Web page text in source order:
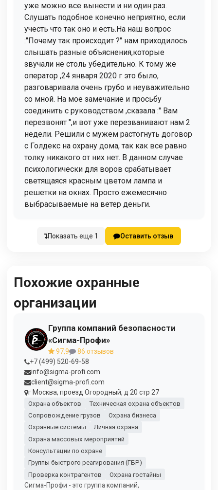
уже можно все вынести и ни один раз.
Слушать подобное конечно неприятно, если
учесть что так оно и есть.На наш вопрос
:"Почему так происходит ?" нам приходилось
слышать разные объяснения,которые
звучали не столь убедительно. К тому же
оператор ,24 января 2020 г это было,
разговаривала очень грубо и неуважительно
со мной. На мое замечание и просьбу
соединить с руководством ,сказала :" Вам
перезвонят ",и вот уже перезванивают нам 2
недели. Решили с мужем растогнуть договор
с Голдекс на охрану дома, так как все равно
толку никакого от них нет. В данном случае
психологически для воров срабатывает
светящаяся красным цветом лампа и
решетки на окнах. Просто ежемесячно
выбрасываемые на ветер деньги.
Показать еще 1 Оставить отзыв
Похожие охранные
организации
Группа компаний безопасности
«Сигма-Профи»
97,9
86 отзывов
+7 (499) 520-69-58
info@sigma-profi.com
client@sigma-profi.com
г Москва, проезд Огородный, д 20 стр 27
Охрана объектов
Техническая охрана объектов
Сопровождение грузов
Охрана бизнеса
Охранные системы
Личная охрана
Охрана массовых мероприятий
Консультации по охране
Группы быстрого реагирования (ГБР)
Проверка контрагентов
Охрана гостайны
Сигма-Профи - это группа компаний,